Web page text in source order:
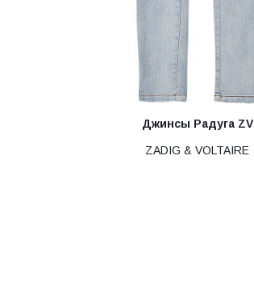
Джинсы Радуга ZV
ZADIG & VOLTAIRE